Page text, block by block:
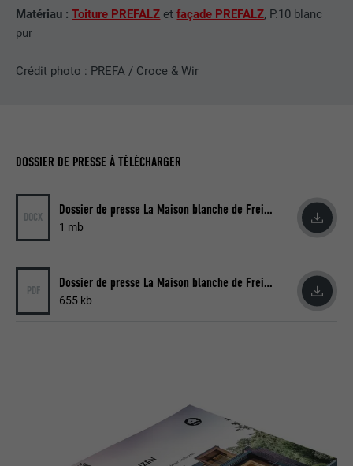
Matériau :Toiture PREFALZ etfaçade PREFALZ, P.10 blanc
pur
Crédit photo : PREFA / Croce & Wir
DOSSIER DE PRESSE À TÉLÉCHARGER
DOCX Dossier de presse La Maison blanche de Freistadt (DOCX)
1 mb
PDF Dossier de presse La Maison blanche de Freistadt (PDF)
655 kb
Est utilisé pour suivre l'utilisateur sur
l'utilisateur.
FOURNISSEUR
services intégrés
lissc